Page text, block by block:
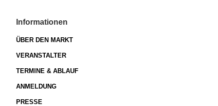
Informationen
ÜBER DEN MARKT
VERANSTALTER
TERMINE & ABLAUF
ANMELDUNG
PRESSE